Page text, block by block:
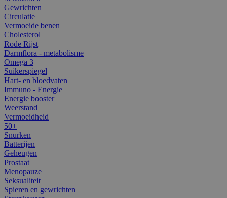
Gewrichten
Circulatie
Vermoeide benen
Cholesterol
Rode Rijst
Darmflora - metabolisme
Omega 3
Suikerspiegel
Hart- en bloedvaten
Immuno - Energie
Energie booster
Weerstand
Vermoeidheid
50+
Snurken
Batterijen
Geheugen
Prostaat
Menopauze
Seksualiteit
Spieren en gewrichten